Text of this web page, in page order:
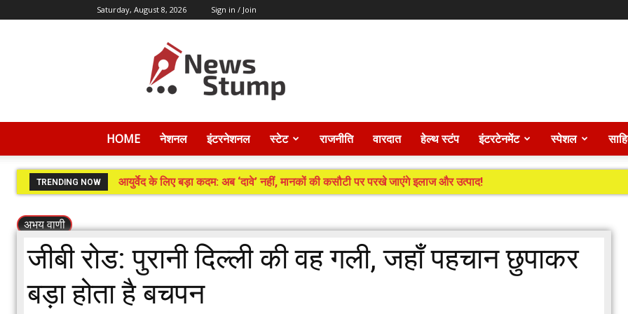
Saturday, August 8, 2026 Sign in / Join
Stump
HOME नेशनल इंटरनेशनल स्टेट राजनीति वारदात हेल्थ स्टंप इंटरटेनमेंट स्पेशल
TRENDING NOW आयुर्वेद के लिए बड़ा कदम: अब ‘दावे’ नहीं, मानकों की कसौटी पर परखे जाएंगे इलाज और उत्पाद!
अभय वाणी
जीबी रोड: पुरानी दिल्ली की वह गली, जहाँ पहचान छुपाकर
बड़ा होता है बचपन